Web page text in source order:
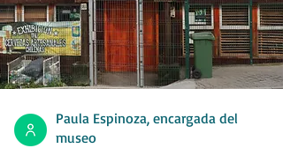
Paula Espinoza, encargada del
museo